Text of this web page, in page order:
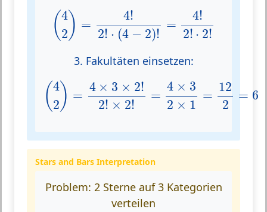
(4
2) =
4!
2! ⋅ (4 − 2)!
=
4!
2! ⋅ 2!
(4 (4 2!
3. Fakultäten einsetzen:
( 4
2) =
4 × 3 × 2!
2! × 2!
=
4 × 3
2 × 1
=
12
2
= 6
(4 4× 3 ×2 ! 2 !×2 × 32 × 122
Stars and Bars Interpretation
Problem: 2 Sterne auf 3 Kategorien
verteilen